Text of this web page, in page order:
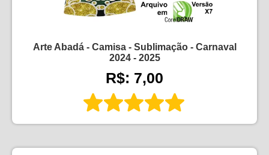
Arte Abadá - Camisa - Sublimação - Carnaval
2024 - 2025
R$: 7,00